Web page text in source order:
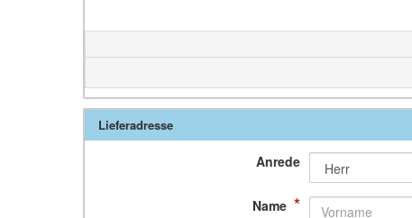
Lieferadresse
Anrede
Name *